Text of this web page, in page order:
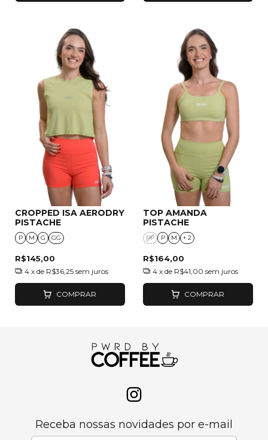
CROPPED ISA AERODRY
PISTACHE
P M G GG
R$145,00
4 x de R$36,25 sem juros
COMPRAR
TOP AMANDA
PISTACHE
PP P M + 2
R$164,00
4 x de R$41,00 sem juros
COMPRAR
Receba nossas novidades por e-mail